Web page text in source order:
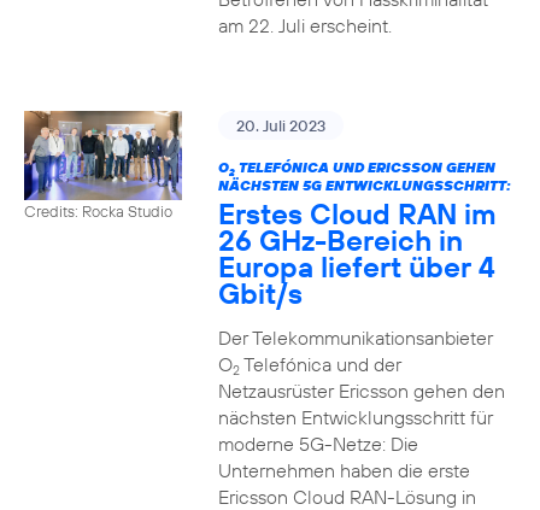
am 22. Juli erscheint.
Credits: Rocka Studio
20. Juli 2023
O2TELEFÓNICA UND ERICSSON GEHEN
NÄCHSTEN 5G ENTWICKLUNGSSCHRITT:
Erstes Cloud RAN im
26 GHz-Bereich in
Europa liefert über 4
Gbit/s
Der Telekommunikationsanbieter
O2Telefónica und der
Netzausrüster Ericsson gehen den
nächsten Entwicklungsschritt für
moderne 5G-Netze: Die
Unternehmen haben die erste
Ericsson Cloud RAN-Lösung in